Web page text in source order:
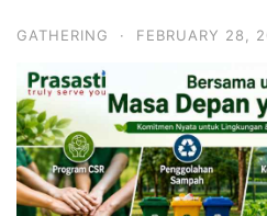
GATHERING · FEBRUARY 28,